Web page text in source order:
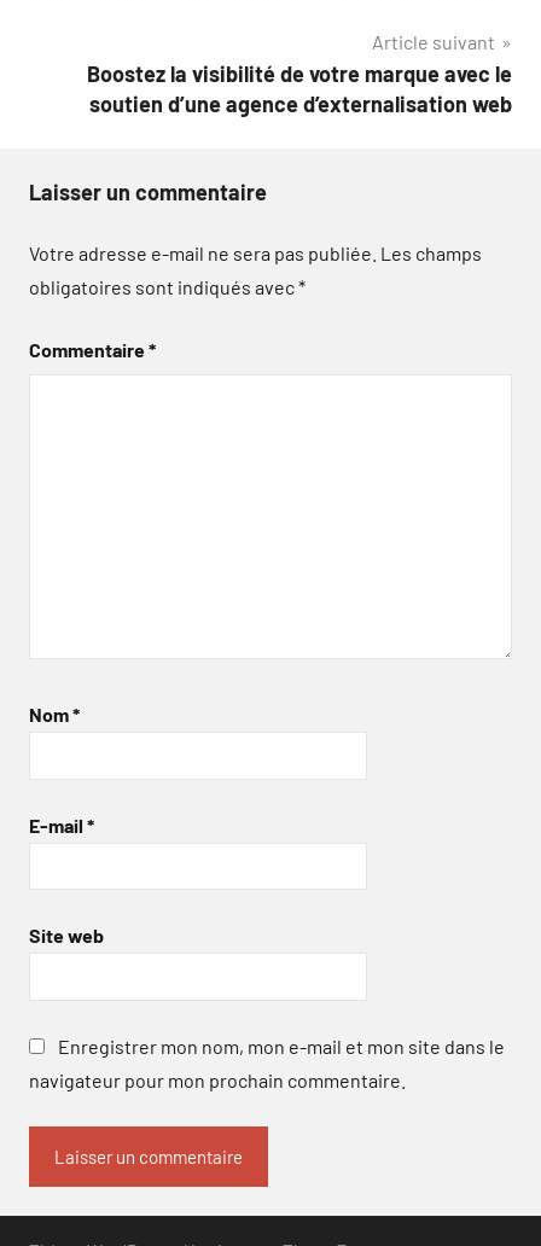
Article suivant
Boostez la visibilité de votre marque avec le
soutien d’une agence d’externalisation web
Laisser un commentaire
Votre adresse e-mail ne sera pas publiée. Les champs
obligatoires sont indiqués avec*
Commentaire*
Nom*
E-mail *
Site web
Enregistrer mon nom, mon e-mail et mon site dans le
navigateur pour mon prochain commentaire.